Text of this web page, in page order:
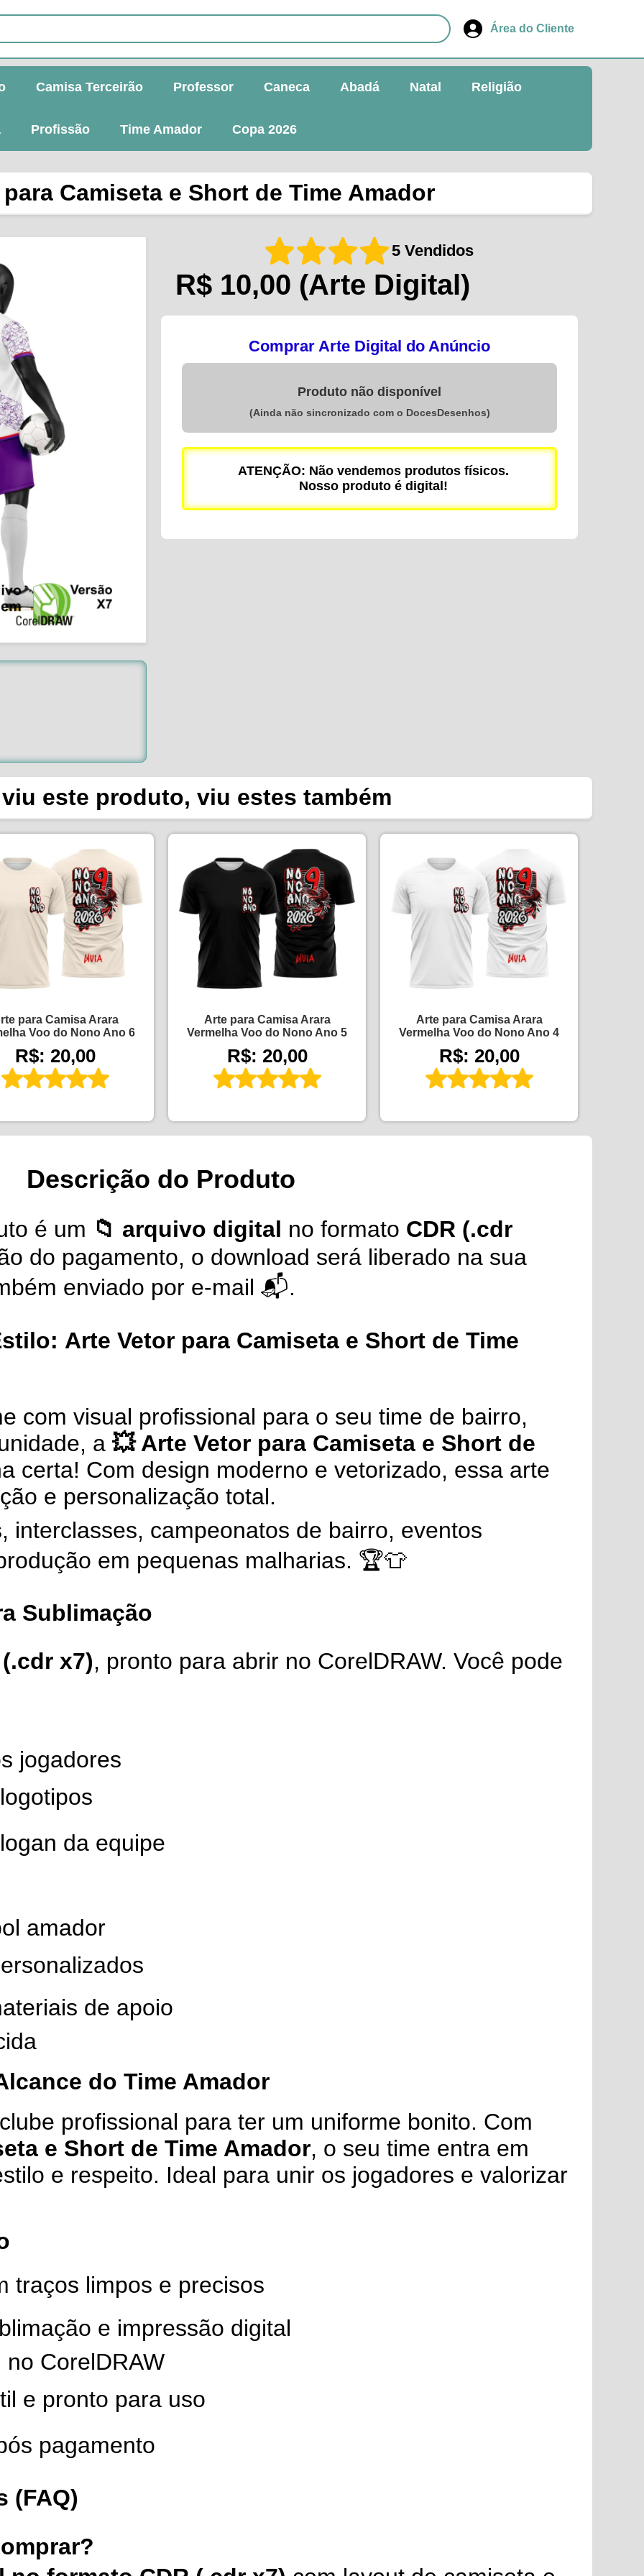
Área do Cliente
Camisa Terceirão Professor Caneca Abadá Natal Religião
Profissão Time Amador Copa 2026
Camiseta e Short de Time Amador
5 Vendidos
R$ 10,00 (Arte Digital)
Comprar Arte Digital do Anúncio
Produto não disponível
(Ainda não sincronizado com o DocesDesenhos)
ATENÇÃO: Não vendemos produtos físicos.
Nosso produto é digital!
este produto, viu estes também
para Camisa Arara
Voo do Nono Ano 6
R$: 20,00
Arte para Camisa Arara
Vermelha Voo do Nono Ano 5
R$: 20,00
Arte para Camisa Arara
Vermelha Voo do Nono Ano 4
R$: 20,00
Descrição do Produto
é um 📁 arquivo digital no formato CDR (.cdr
do pagamento, o download será liberado na sua
enviado por e-mail 📬.
Arte Vetor para Camiseta e Short de Time
com visual profissional para o seu time de bairro,
a 💥 Arte Vetor para Camiseta e Short de
certa! Com design moderno e vetorizado, essa arte
e personalização total.
interclasses, campeonatos de bairro, eventos
em pequenas malharias. 🏆👕
Sublimação
x7), pronto para abrir no CorelDRAW. Você pode
jogadores
da equipe
amador
de apoio
do Time Amador
profissional para ter um uniforme bonito. Com
e Short de Time Amador, o seu time entra em
e respeito. Ideal para unir os jogadores e valorizar
limpos e precisos
e impressão digital
CorelDRAW
e pronto para uso
pagamento
(FAQ)